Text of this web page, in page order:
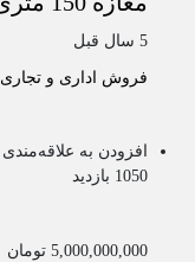
5 سال قبل
فروش اداری و تجاری
افزودن به علاقه‌مندی
1050 بازدید
5,000,000,000 تومان